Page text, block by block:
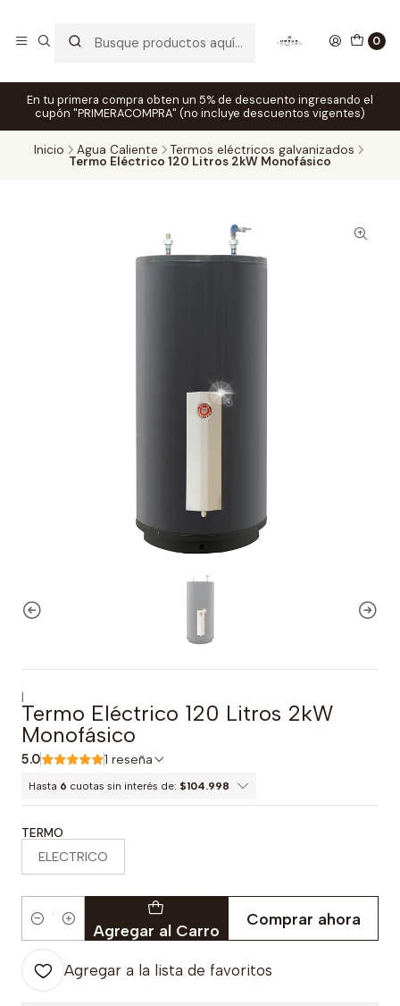
0
En tu primera compra obten un 5% de descuento ingresando el
cupón "PRIMERACOMPRA" (no incluye descuentos vigentes)
Inicio Agua Caliente Termos eléctricos galvanizados
Termo Eléctrico 120 Litros 2kW Monofásico
|
Termo Eléctrico 120 Litros 2kW
Monofásico
5.0 1 reseña
Hasta 6 cuotas sin interés de: $104.998
TERMO
ELECTRICO
Cantidad Agregar al Carro
Comprar ahora
Agregar a la lista de favoritos